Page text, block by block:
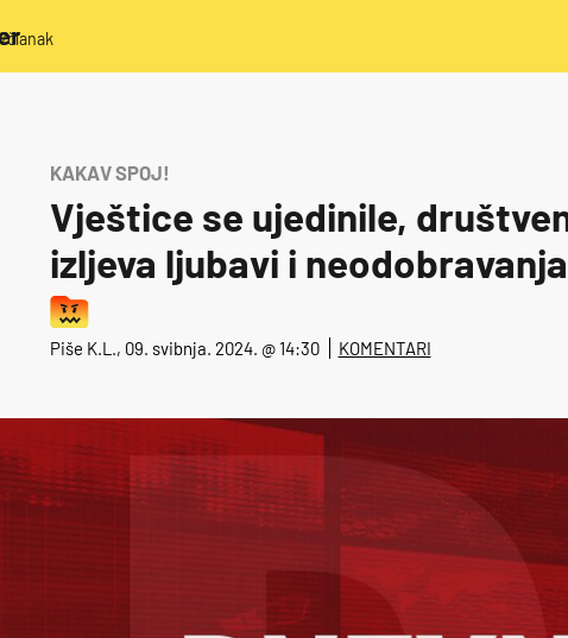
/članak
KAKAV SPOJ!
Vještice se ujedinile,
izljeva ljubavi i neodobravanja
Piše K.L., 09. svibnja. 2024. @ 14:30 KOMENTARI